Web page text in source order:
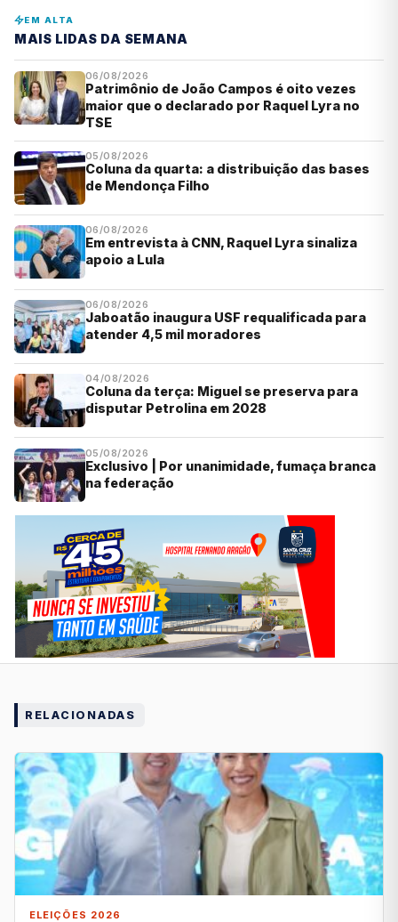
EM ALTA
MAIS LIDAS DA SEMANA
06/08/2026
Patrimônio de João Campos é oito vezes
maior que o declarado por Raquel Lyra no
TSE
05/08/2026
Coluna da quarta: a distribuição das bases
de Mendonça Filho
06/08/2026
Em entrevista à CNN, Raquel Lyra sinaliza
apoio a Lula
06/08/2026
Jaboatão inaugura USF requalificada para
atender 4,5 mil moradores
04/08/2026
Coluna da terça: Miguel se preserva para
disputar Petrolina em 2028
05/08/2026
Exclusivo | Por unanimidade, fumaça branca
na federação
RELACIONADAS
ELEIÇÕES 2026